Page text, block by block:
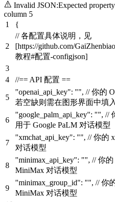
Invalid JSON:Expected
column 5
{
// 各配置具体说明，见
[https://github.com/
教程#配置-configjson]
//== API 配置 ==
"openai_api_key": "", // 你的
若空缺则需在图形界面中填
"google_palm_api_key": "", //
用于 Google PaLM 对话模型
"xmchat_api_key": "", // 你的
对话模型
"minimax_api_key": "", // 你
MiniMax 对话模型
"minimax_group_id": "", // 你
MiniMax 对话模型